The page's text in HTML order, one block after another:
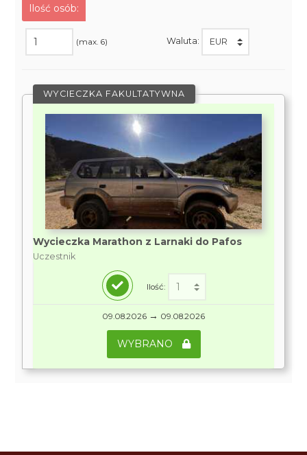
Ilość osób:
(max. 6) Waluta:
WYCIECZKA FAKULTATYWNA
Wycieczka Marathon z Larnaki do Pafos
Uczestnik
Ilość:
09.08.2026 → 09.08.2026
WYBRANO